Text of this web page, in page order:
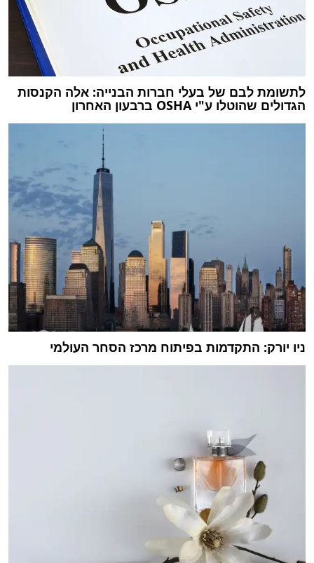
לתשומת לבם של בעלי חברות הבנייה: אלה הקנסות
הגדולים שהוטלו ע"י OSHA ברבעון האחרון
ניו יורק: התקדמות בפיתוח מרכז הסחר העולמי